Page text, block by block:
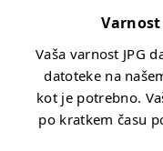
Vaša varnost JPG
datoteke na
kot je potrebno.
po kratkem času